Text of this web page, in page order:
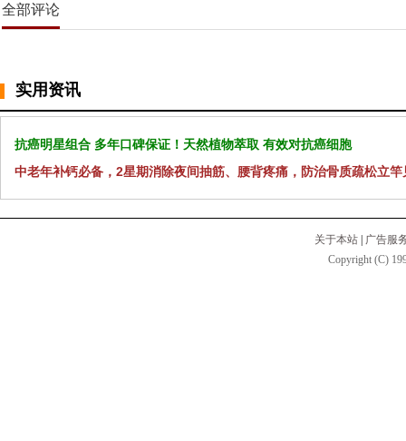
全部评论
实用资讯
抗癌明星组合 多年口碑保证！天然植物萃取 有效对抗癌细胞
中老年补钙必备，2星期消除夜间抽筋、腰背疼痛，防治骨质疏松立竿
关于本站 | 广告服
Copyright (C)